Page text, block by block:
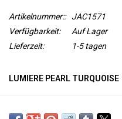
Artikelnummer::
JAC1571
Verfügbarkeit:
Auf Lager
Lieferzeit:
1-5 tagen
LUMIERE PEARL TURQUOISE
Wasserbasis mitMicapigment